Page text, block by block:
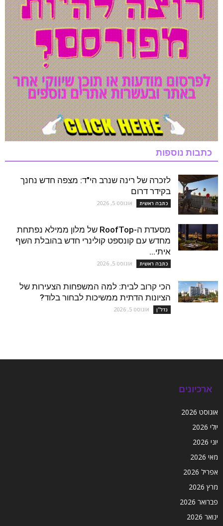
כתבות נוספות
לזכרה של רינה שנרב הי"ד: מצפה חדש נחנך
בקידר דרום
כתבה ראשית אוגוסט 5, 2026
מסעדת ה-RoofTop של מלון ממילא נפתחת
מחדש עם קונספט קולינרי חדש בהובלת השף
איתי...
כתבה ראשית אוגוסט 5, 2026
הכי קרוב לבית: למה המשפחות הצעירות של
הציונות הדתית ממשיכות לבחור בלוד?
נדל''ן אוגוסט 5, 2026
ארכיונים
אוגוסט 2026
יולי 2026
יוני 2026
מאי 2026
אפריל 2026
מרץ 2026
פברואר 2026
ינואר 2026